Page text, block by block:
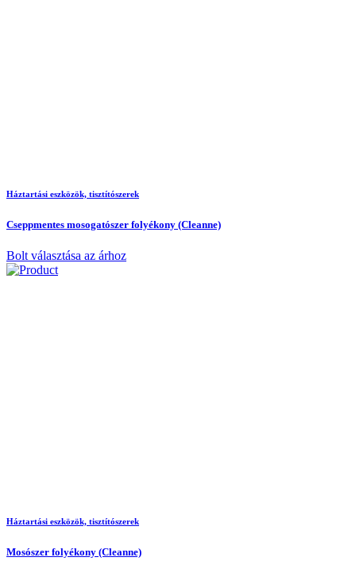
Háztartási eszközök, tisztítószerek
Cseppmentes mosogatószer folyékony (Cleanne)
Bolt választása az árhoz
Háztartási eszközök, tisztítószerek
Mosószer folyékony (Cleanne)